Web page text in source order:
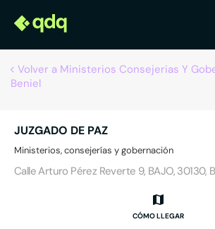
Volver a Ministerios Consejerias Y
Beniel
JUZGADO DE PAZ
Ministerios, consejerías y gobernación
Calle Arturo Pérez Reverte 9, BAJO, 30130,
CÓMO LLEGAR